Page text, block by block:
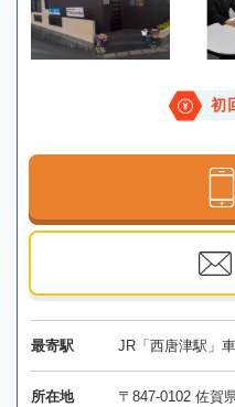
初
最寄駅 JR「西唐津駅」
所在地 〒847-0102 佐賀